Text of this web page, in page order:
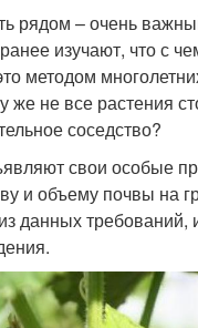
рядом – очень
изучают, что с
методом
же не все растения
соседство?
свои особые
и объему почвы на
данных требований,